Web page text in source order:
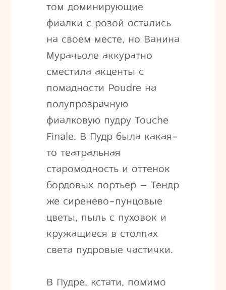
том доминирующие
фиалки с розой остались
на своем месте, но Ванина
Мурачьоле аккуратно
сместила акценты с
помадности Poudre на
полупрозрачную
фиалковую пудру Touche
Finale. В Пудр была какая-
то театральная
старомодность и оттенок
бордовых портьер – Тендр
же сиренево-пунцовые
цветы, пыль с пуховок и
кружащиеся в столпах
света пудровые частички.
В Пудре, кстати, помимо